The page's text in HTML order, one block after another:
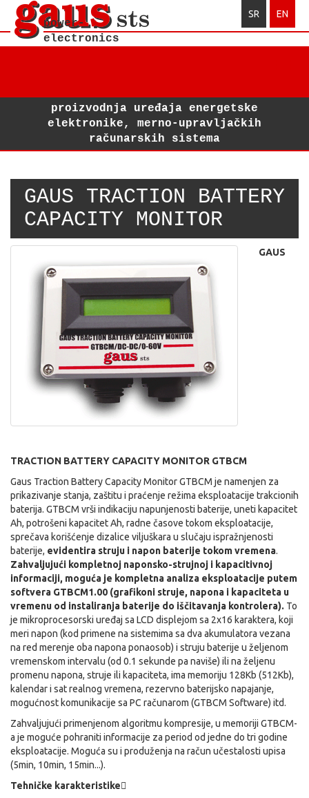
power-
electronics
SR EN
proizvodnja uređaja energetske
elektronike, merno-upravljačkih
računarskih sistema
GAUS TRACTION BATTERY
CAPACITY MONITOR
GAUS
TRACTION BATTERY CAPACITY MONITOR GTBCM
Gaus Traction Battery Capacity Monitor GTBCM je namenjen za
prikazivanje stanja, zaštitu i praćenje režima eksploatacije trakcionih
baterija. GTBCM vrši indikaciju napunjenosti baterije, uneti kapacitet
Ah, potrošeni kapacitet Ah, radne časove tokom eksploatacije,
sprečava korišćenje dizalice viljuškara u slučaju ispražnjenosti
baterije, evidentira struju i napon baterije tokom vremena.
Zahvaljujući kompletnoj naponsko-strujnoj i kapacitivnoj
informaciji, moguća je kompletna analiza eksploatacije putem
softvera GTBCM1.00 (grafikoni struje, napona i kapaciteta u
vremenu od instaliranja baterije do iščitavanja kontrolera). To
je mikroprocesorski uređaj sa LCD displejom sa 2x16 karaktera, koji
meri napon (kod primene na sistemima sa dva akumulatora vezana
na red merenje oba napona ponaosob) i struju baterije u željenom
vremenskom intervalu (od 0.1 sekunde pa naviše) ili na željenu
promenu napona, struje ili kapaciteta, ima memoriju 128Kb (512Kb),
kalendar i sat realnog vremena, rezervno baterijsko napajanje,
mogućnost komunikacije sa PC računarom (GTBCM Software) itd.
Zahvaljujući primenjenom algoritmu kompresije, u memoriji GTBCM-
a je moguće pohraniti informacije za period od jedne do tri godine
eksploatacije. Moguća su i produženja na račun učestalosti upisa
(5min, 10min, 15min...).
Tehničke karakteristike